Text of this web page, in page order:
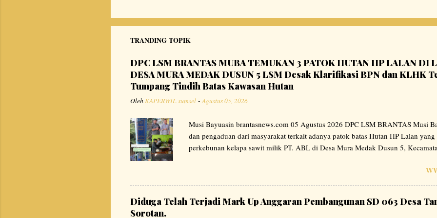
TRANDING TOPIK
DPC LSM BRANTAS MUBA TEMUKAN 3 PATOK HUTAN HP LALAN DI
DESA MURA MEDAK DUSUN 5 LSM Desak Klarifikasi BPN dan KLHK
Tumpang Tindih Batas Kawasan Hutan
OlehKAPERWIL sumsel -Agustus 05, 2026
Musi Bayuasin brantasnews.com 05 Agustus 2026 DPC LSM BRANTAS Musi
dan pengaduan dari masyarakat terkait adanya patok batas Hutan HP Lalan
perkebunan kelapa sawit milik PT. ABL di Desa Mura Medak Dusun 5,
BRANTAS MUBA melakukan peninjauan langsung ke lokasi pada tanggal 1
DPC LSM BRANTAS MUBA menghubungi pihak Humas PT. ABL dan
Diduga Telah Terjadi Mark Up Anggaran Pembangunan SD 063 Desa
Sorotan.